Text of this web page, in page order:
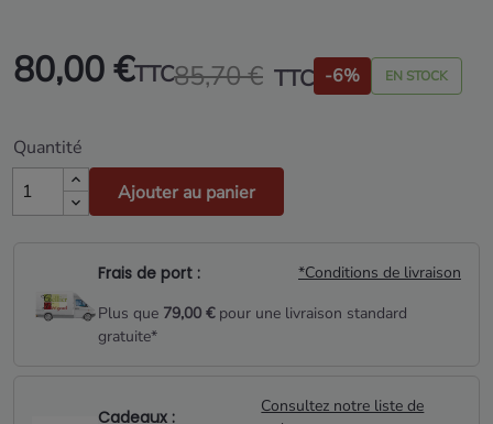
80,00 €TTC85,70 € TTC -6% EN STOCK
Quantité
Ajouter au panier
Frais de port :
*Conditions de livraison
Plus que 79,00 €pour une livraison standard
gratuite*
Cadeaux :
Consultez notre liste de